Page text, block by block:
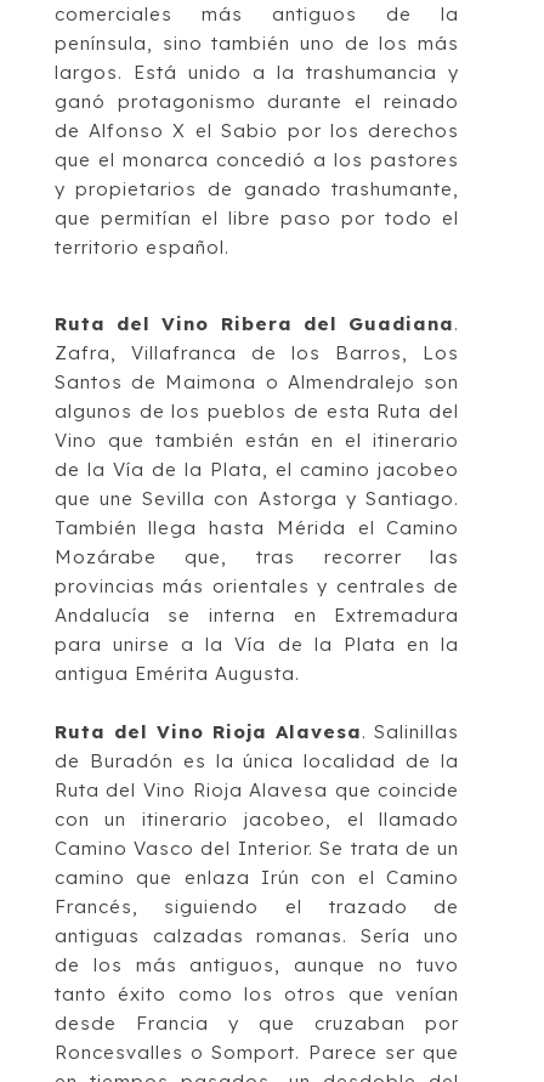
comerciales más antiguos de la
península, sino también uno de los más
largos. Está unido a la trashumancia y
ganó protagonismo durante elreinado
de Alfonso X el Sabio por los derechos
que el monarca concedió a los pastores
ypropietarios de ganado trashumante
que permitían el libre paso por todo el
territorio español.
Ruta del Vino Ribera del Guadiana.
Zafra, Villafranca de los Barros, Los
Santos de Maimona o Almendralejo son
algunos de los pueblos de esta Ruta del
Vino que también están en el itinerario
de la Vía de la Plata
, el camino jacobeo
que une Sevilla con Astorga y Santiago.
También llega hasta Mérida el Camino
Mozárabe que, tras recorrer las
provincias más orientales y centrales de
Andalucía se interna en Extremadura
para unirse a la Vía de la Plata en la
antigua Emérita Augusta.
Ruta del Vino Rioja Alavesa. Salinillas
de Buradón es la única localidad de la
Ruta del Vino Rioja Alavesa que coincide
con un itinerario jacobeo, el llamado
Camino Vasco del Interior. Se trata de un
camino que enlaza Irún con el Camino
Francés, siguiendo el trazado de
antiguas calzadas romanas. Sería uno
de los más antiguos, aunque no tuvo
tanto éxito como los otros que venían
desde Francia y que cruzaban por
Roncesvalles oSomport. Parece ser que